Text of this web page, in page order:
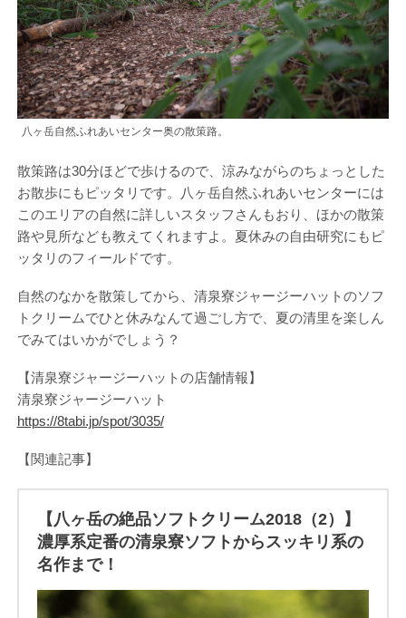
八ヶ岳自然ふれあいセンター奥の散策路。
散策路は30分ほどで歩けるので、涼みながらのちょっとした
お散歩にもピッタリです。八ヶ岳自然ふれあいセンターには
このエリアの自然に詳しいスタッフさんもおり、ほかの散策
路や見所なども教えてくれますよ。夏休みの自由研究にもピ
ッタリのフィールドです。
自然のなかを散策してから、清泉寮ジャージーハットのソフ
トクリームでひと休みなんて過ごし方で、夏の清里を楽しん
でみてはいかがでしょう？
【清泉寮ジャージーハットの店舗情報】
清泉寮ジャージーハット
https://8tabi.jp/spot/3035/
【関連記事】
【八ヶ岳の絶品ソフトクリーム2018（2）】
濃厚系定番の清泉寮ソフトからスッキリ系の
名作まで！